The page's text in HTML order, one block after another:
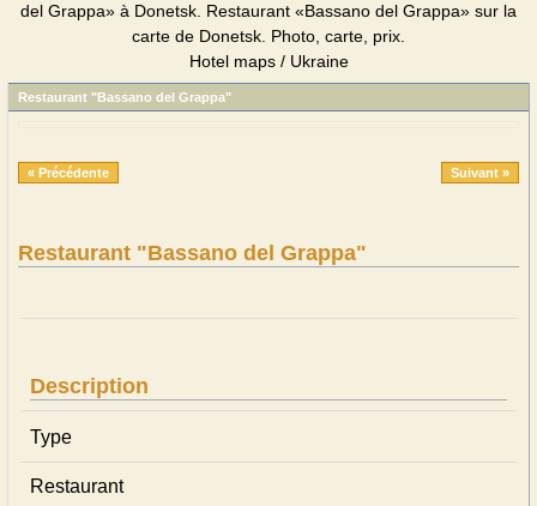
del Grappa» à Donetsk. Restaurant «Bassano del Grappa» sur la
carte de Donetsk. Photo, carte, prix.
Hotel maps / Ukraine
Restaurant "Bassano del Grappa"
« Précédente Suivant »
Restaurant "Bassano del Grappa"
Description
Type
Restaurant